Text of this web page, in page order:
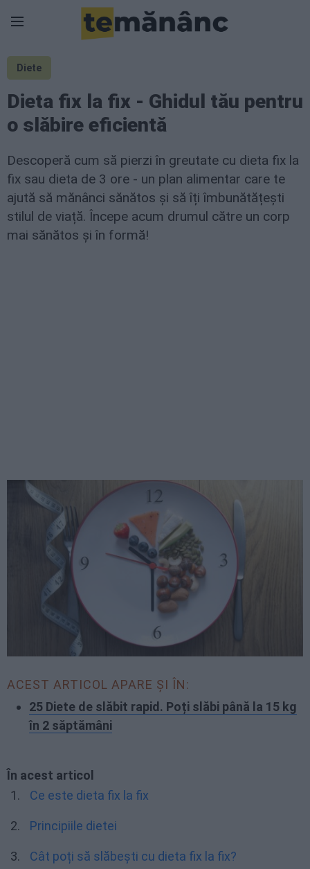
Diete
Dieta fix la fix - Ghidul tău pentru
o slăbire eficientă
Descoperă cum să pierzi în greutate cu dieta fix la
fix sau dieta de 3 ore - un plan alimentar care te
ajută să mănânci sănătos și să îți îmbunătățești
stilul de viață. Începe acum drumul către un corp
mai sănătos și în formă!
ACEST ARTICOL APARE ȘI ÎN:
25 Diete de slăbit rapid. Poți slăbi până la 15 kg
în 2 săptămâni
În acest articol
Ce este dieta fix la fix
Principiile dietei
Cât poți să slăbești cu dieta fix la fix?